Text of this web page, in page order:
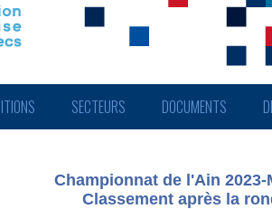
SECTEURS DOCUMENTS
Championnat de l'Ain 2023-
Classement après la